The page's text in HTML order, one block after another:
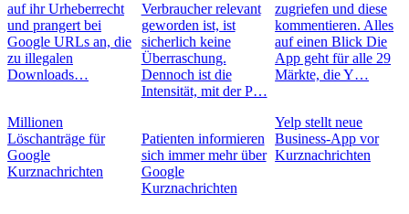
auf ihr Urheberrecht
und prangert bei
Google URLs an, die
zu illegalen
Downloads…
Millionen
Löschanträge für
Google
Kurznachrichten
Verbraucher relevant
geworden ist, ist
sicherlich keine
Überraschung.
Dennoch ist die
Intensität, mit der P…
Patienten informieren
sich immer mehr über
Google
Kurznachrichten
zugriefen und diese
kommentieren. Alles
auf einen Blick Die
App geht für alle 29
Märkte, die Y…
Yelp stellt neue
Business-App vor
Kurznachrichten